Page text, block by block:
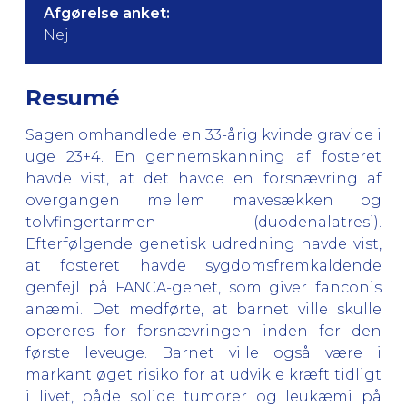
Afgørelse anket:
Nej
Resumé
Sagen omhandlede en 33-årig kvinde gravide i
uge 23+4. En gennemskanning af fosteret
havde vist, at det havde en forsnævring af
overgangen mellem mavesækken og
tolvfingertarmen (duodenalatresi).
Efterfølgende genetisk udredning havde vist,
at fosteret havde sygdomsfremkaldende
genfejl på FANCA-genet, som giver fanconis
anæmi. Det medførte, at barnet ville skulle
opereres for forsnævringen inden for den
første leveuge. Barnet ville også være i
markant øget risiko for at udvikle kræft tidligt
i livet, både solide tumorer og leukæmi på